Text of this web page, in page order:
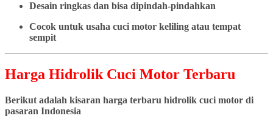
Desain ringkas dan bisa dipindah-pindahkan
Cocok untuk usaha cuci motor keliling atau tempat
sempit
Harga Hidrolik Cuci Motor Terbaru
Berikut adalah kisaran harga terbaru hidrolik cuci motor di
pasaran Indonesia